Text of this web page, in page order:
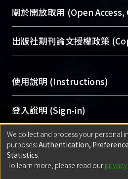
成果。
To permanently archive and
profiles and scholarly works,
services of “NTU
Sciences Library)
關於開放取用 (Open Access,
開放取用是從使用者角度提
動，應用在學術研究上是透
用逐年攀升。同時可加速研
Archive）平台。 （點選深入
出版社期刊論文授權政策
含部分內容的版權非匯入
助與合作完成，請確認該
意提供此授權。
Please represent that the
original work, and that you
grant the rights to upload.
若欲上傳已出版的全文電子
使用說明 (Instructions)
網站簡介(Quickstart Guide)
使用手冊(Instruction
線上預約服務(Booking
登入說明 (Sign-in)
方案一：臺灣大學計算機
(With C&INC Email
方案二：ORCID帳號登入
匯入著作 (Submission)
方案一：定期更新ORCID者
We collect and process your personal
purposes: Authentication,
Statistics.
To learn more, please read our